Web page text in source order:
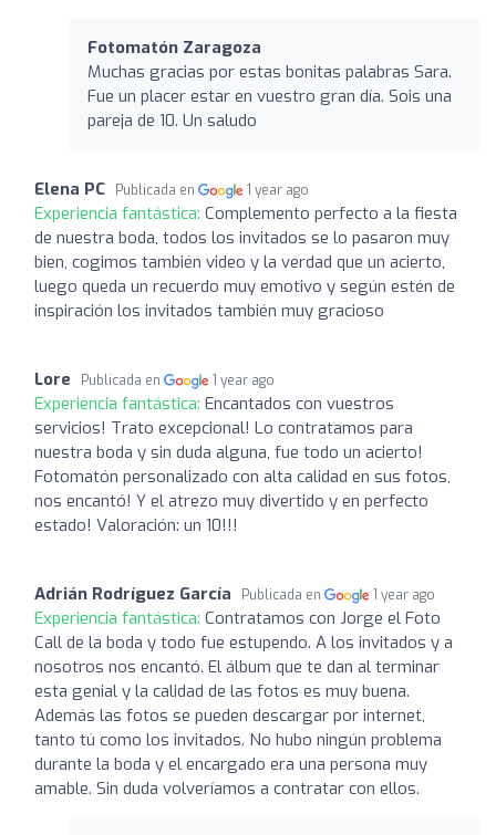
Fotomatón Zaragoza
Muchas gracias por estas bonitas palabras Sara.
Fue un placer estar en vuestro gran día. Sois una
pareja de 10. Un saludo
Elena PC Publicada en 1 year ago
Experiencia fantástica: Complemento perfecto a la fiesta
de nuestra boda, todos los invitados se lo pasaron muy
bien, cogimos también video y la verdad que un acierto,
luego queda un recuerdo muy emotivo y según estén de
inspiración los invitados también muy gracioso
Lore Publicada en 1 year ago
Experiencia fantástica: Encantados con vuestros
servicios! Trato excepcional! Lo contratamos para
nuestra boda y sin duda alguna, fue todo un acierto!
Fotomatón personalizado con alta calidad en sus fotos,
nos encantó! Y el atrezo muy divertido y en perfecto
estado! Valoración: un 10!!!
Adrián Rodríguez García Publicada en 1 year ago
Experiencia fantástica: Contratamos con Jorge el Foto
Call de la boda y todo fue estupendo. A los invitados y a
nosotros nos encantó. El álbum que te dan al terminar
esta genial y la calidad de las fotos es muy buena.
Además las fotos se pueden descargar por internet,
tanto tú como los invitados. No hubo ningún problema
durante la boda y el encargado era una persona muy
amable. Sin duda volveríamos a contratar con ellos.